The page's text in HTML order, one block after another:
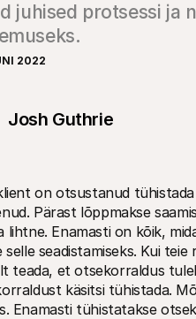
juhised protsessi ja
2022
Josh Guthrie
on otsustanud
Pärast lõppmakse
lihtne. Enamasti on kõik,
selle seadistamiseks. Kui
teada, et otsekorraldus
käsitsi tühistada.
Enamasti tühistatakse